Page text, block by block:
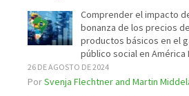
Comprender el impacto
bonanza de los precios
productos básicos en el
público social en América
26 DE AGOSTO DE 2024
PorSvenja Flechtner and Martin